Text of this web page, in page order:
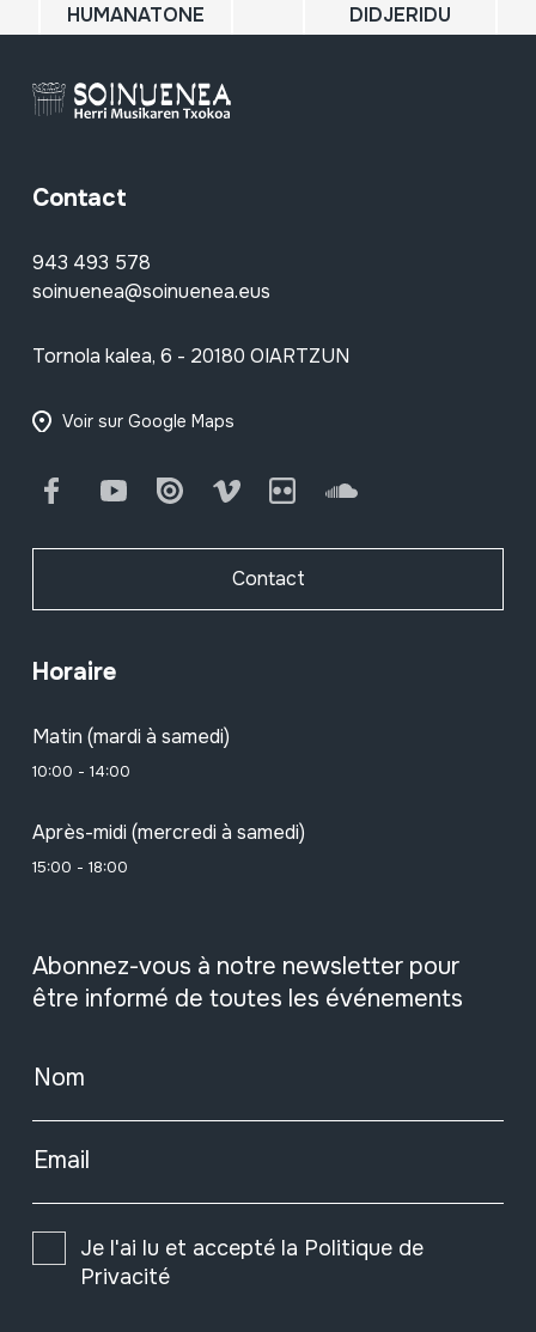
HUMANATONE DIDJERIDU
Contact
943 493 578
soinuenea@soinuenea.eus
Tornola kalea, 6 - 20180 OIARTZUN
Voir sur Google Maps
FacebookYoutube Issuu Vimeo Flickr SoundCloud
Contact
Horaire
Matin (mardi à samedi)
10:00 - 14:00
Après-midi (mercredi à samedi)
15:00 - 18:00
Abonnez-vous à notre newsletter pour
être informé de toutes les événements
Nom
Email
Je l'ai lu et accepté la Politique de
Privacité